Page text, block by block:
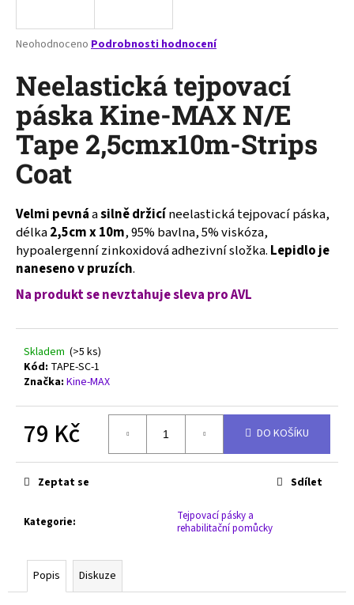
Průměrné
produktu
je
z
5
hvězdiček.
Neohodnoceno Podrobnosti hodnocení
Neelastická tejpovací
páska Kine-MAX N/E
Tape 2,5cmx10m-Strips
Coat
Velmi pevnáasilně držicíneelastická tejpovací páska,
délka2,5cm x 10m, 95% bavlna, 5% viskóza,
hypoalergenní zinkoxidová adhezivní složka. Lepidlo je
naneseno v pruzích.
Na produkt se nevztahuje sleva pro AVL
Skladem (>5 ks)
Kód: TAPE-SC-1
Značka: Kine-MAX
79 Kč
cena:
DO KOŠÍKU
Kategorie:
Tejpovací pásky a
rehabilitační pomůcky
Zeptat se Sdílet
Popis Diskuze
j
t
?
D
o
p
o
č
u
e
m
MIZUNO
MOMENTUM
V1GA231211
500